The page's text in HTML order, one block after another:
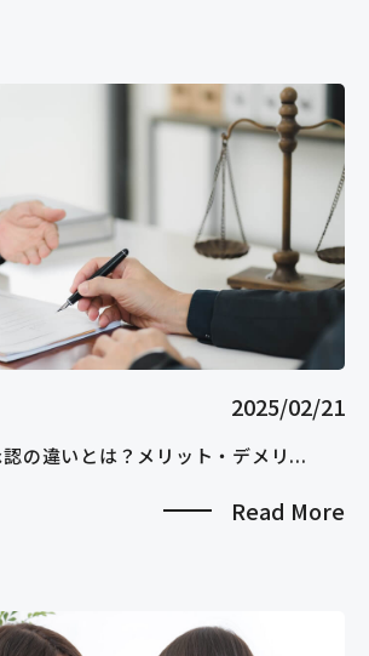
2025/02/21
の違いとは？メリット・デメリ...
Read More